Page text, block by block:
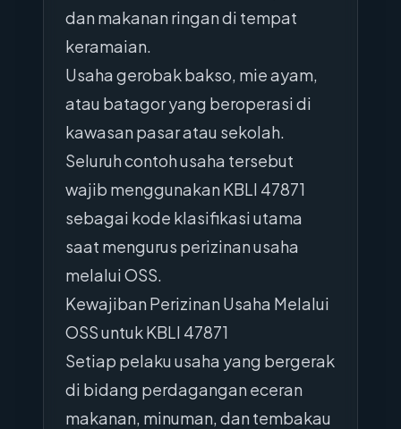
dan makanan ringan di tempat
keramaian.
Usaha gerobak bakso, mie ayam,
atau batagor yang beroperasi di
kawasan pasar atau sekolah.
Seluruh contoh usaha tersebut
wajib menggunakan KBLI 47871
sebagai kode klasifikasi utama
saat mengurus perizinan usaha
melalui OSS.
Kewajiban Perizinan Usaha Melalui
OSS untuk KBLI 47871
Setiap pelaku usaha yang bergerak
di bidang perdagangan eceran
makanan, minuman, dan tembakau